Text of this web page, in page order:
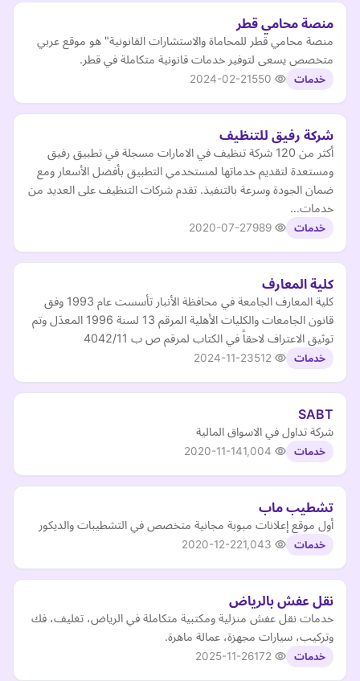
منصة محامي قطر
منصة محامي قطر للمحاماة والاستشارات القانونية" هو موقع عربي
متخصص يسعى لتوفير خدمات قانونية متكاملة في قطر.
خدمات 2024-02-21
شركة رفيق للتنظيف
أكثر من 120 شركة تنظيف في الامارات مسجلة في تطبيق رفيق
ومستعدة لتقديم خدماتها لمستخدمي التطبيق بأفضل الأسعار ومع
ضمان الجودة وسرعة بالتنفيذ. تقدم شركات التنظيف على العديد من
خدمات…
خدمات 2020-07-27
كلية المعارف
كلية المعارف الجامعة في محافظة الأنبار تأسست عام 1993 وفق
قانون الجامعات والكليات الأهلية المرقم 13 لسنة 1996 المعدَل وتم
توثيق الاعتراف لاحقاً في الكتاب لمرقم ص ب 4042/11
خدمات 2024-11-23
SABT
شركة تداول في الاسواق المالية
خدمات 2020-11-14
تشطيب ماب
أول موقع إعلانات مبوبة مجانية متخصص في التشطيبات والديكور
خدمات 2020-12-22
نقل عفش بالرياض
خدمات نقل عفش منزلية ومكتبية متكاملة في الرياض، تغليف، فك
وتركيب، سيارات مجهزة، عمالة ماهرة.
خدمات 2025-11-26